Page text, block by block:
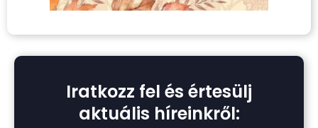
Iratkozz fel és értesülj
aktuális híreinkről: